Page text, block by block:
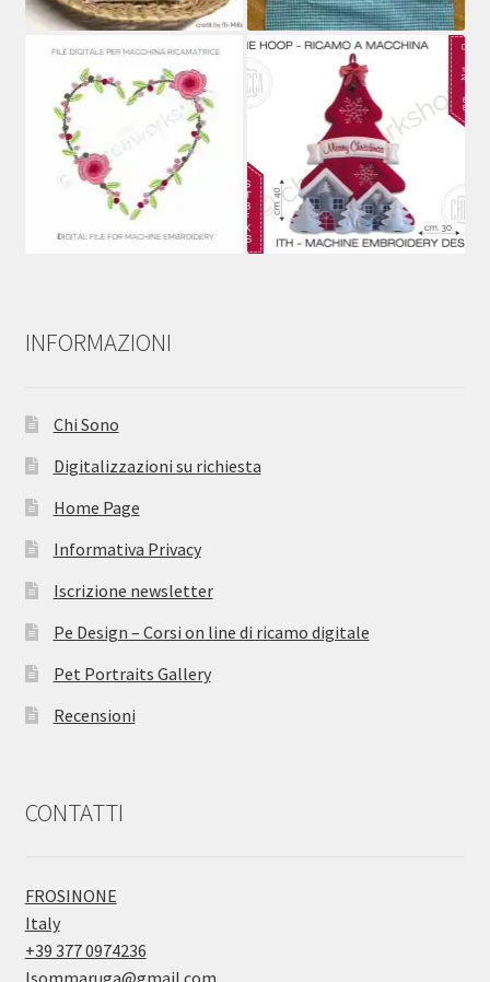
INFORMAZIONI
Chi Sono
Digitalizzazioni su richiesta
Home Page
Informativa Privacy
Iscrizione newsletter
Pe Design – Corsi on line di ricamo digitale
Pet Portraits Gallery
Recensioni
CONTATTI
FROSINONE
Italy
+39 377 0974236
lsommaruga@gmail.com